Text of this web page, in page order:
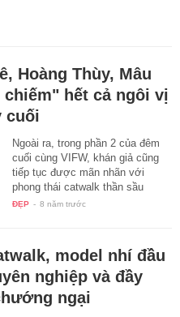
Hoàng Thùy, Mâu
hết cả ngôi vị
cuối
Ngoài ra, trong phần 2 của đêm
cuối cùng VIFW, khán giả cũng
tiếp tục được mãn nhãn với
phong thái catwalk thần sầu
quen…
ĐẸP - 8 năm trước
model nhí đầu
nghiệp và đầy
ngại